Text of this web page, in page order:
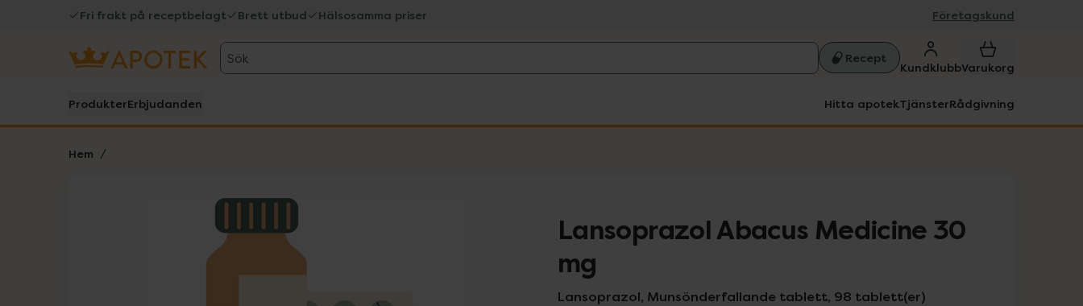
Fri frakt på receptbelagt Brett utbud Hälsosamma priser Företagskund
Sök Recept
KundklubbVarukorg
ProdukterErbjudanden Hitta apotekTjänsterRådgivning
Hem
Lista: . Innehåller 1 objekt.
Lansoprazol Abacus Medicine 30
mg
Lansoprazol, Munsönderfallande tablett, 98 tablett(er)